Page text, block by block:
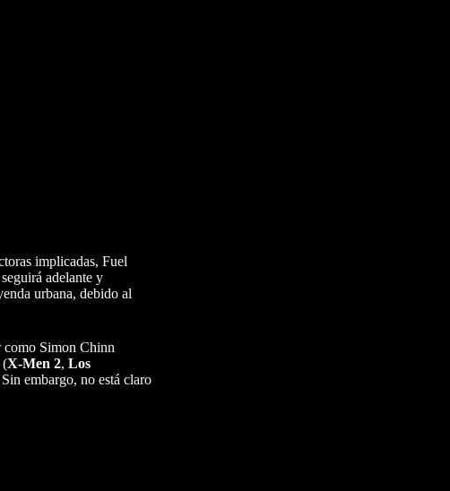
implicadas, Fuel
adelante y
urbana, debido al
como Simon Chinn
(X-Men 2, Los
embargo, no está claro